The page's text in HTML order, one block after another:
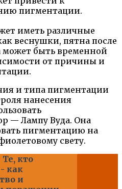
пигментации.
иметь различные
веснушки, пятна после
быть временной
от причины и
и типа пигментации
нанесения
— Лампу Вуда. Она
пигментацию на
свету.
Те, кто
как
и